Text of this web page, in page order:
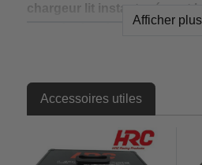
chargeur lit instantanément
importantes de la batterie
Température de la batterie et
cycles de charge/décharge
En outre, il enregistre les
Afficher plus
Accessoires utiles